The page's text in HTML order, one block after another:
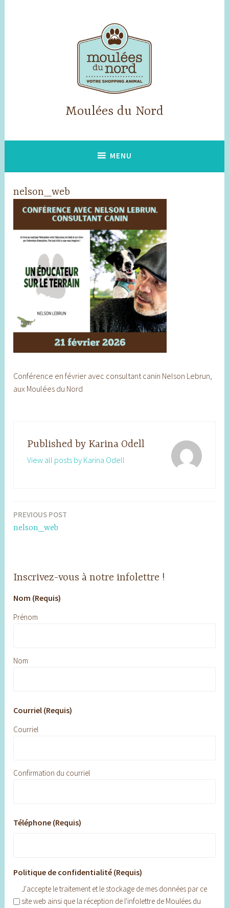
Moulées du Nord
MENU
nelson_web
Conférence en février avec consultant canin Nelson Lebrun,
aux Moulées du Nord
Published by Karina Odell
View all posts by Karina Odell
Post
navigation
PREVIOUS POST
nelson_web
Inscrivez-vous à notre infolettre !
Nom (Requis)
Prénom
Nom
Courriel (Requis)
Courriel
Confirmation du courriel
Téléphone (Requis)
Politique de confidentialité (Requis)
J'accepte le traitement et le stockage de mes données par ce
site web ainsi que la réception de l'infolettre de Moulées du